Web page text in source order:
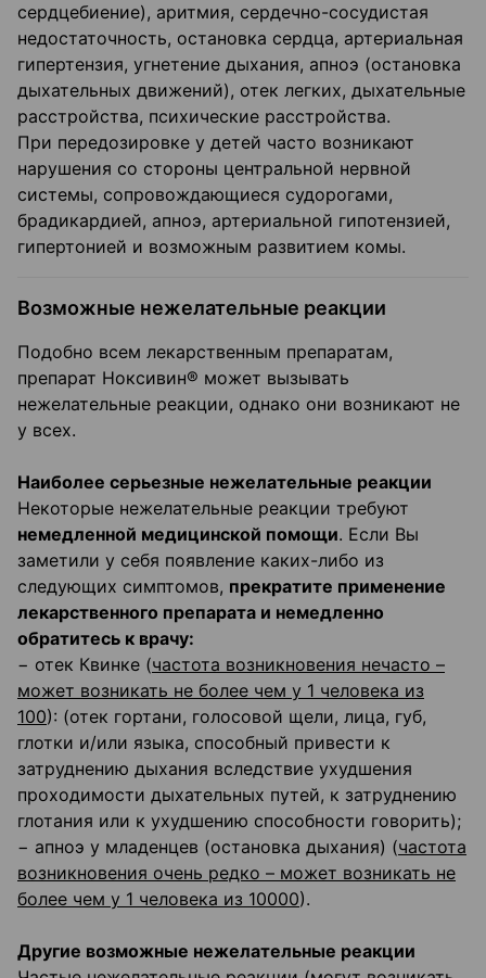
сердцебиение), аритмия, сердечно-сосудистая
недостаточность, остановка сердца, артериальная
гипертензия, угнетение дыхания, апноэ (остановка
дыхательных движений), отек легких, дыхательные
расстройства, психические расстройства.
При передозировке у детей часто возникают
нарушения со стороны центральной нервной
системы, сопровождающиеся судорогами,
брадикардией, апноэ, артериальной гипотензией,
гипертонией и возможным развитием комы.
Возможные нежелательные реакции
Подобно всем лекарственным препаратам,
препарат Ноксивин® может вызывать
нежелательные реакции, однако они возникают не
у всех.
Наиболее серьезные нежелательные реакции
Некоторые нежелательные реакции требуют
немедленной медицинской помощи. Если Вы
заметили у себя появление каких-либо из
следующих симптомов, прекратите применение
лекарственного препарата и немедленно
обратитесь к врачу:
− отек Квинке (частота возникновения нечасто –
может возникать не более чем у 1 человека из
100): (отек гортани, голосовой щели, лица, губ,
глотки и/или языка, способный привести к
затруднению дыхания вследствие ухудшения
проходимости дыхательных путей, к затруднению
глотания или к ухудшению способности говорить);
− апноэ у младенцев (остановка дыхания) (частота
возникновения очень редко – может возникать не
более чем у 1 человека из 10000).
Другие возможные нежелательные реакции